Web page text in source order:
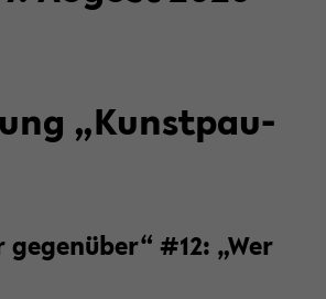
„Kunst­pau­
#12: „Wer